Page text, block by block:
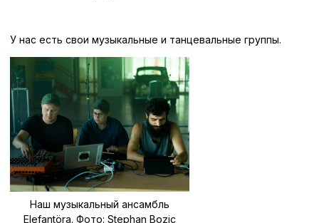
У нас есть свои музыкальные и танцевальные группы.
Наш музыкальный ансамбль
Elefantöra. Фото: Stephan Bozic